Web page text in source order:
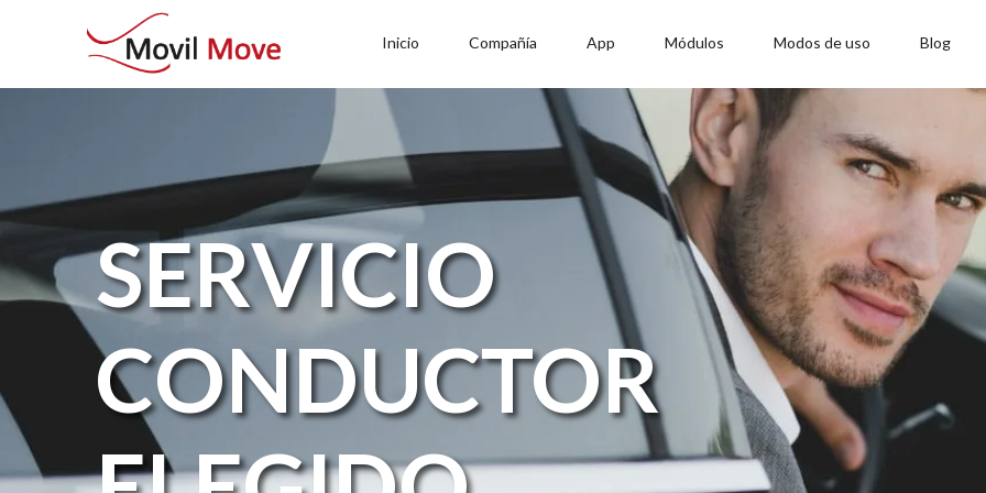
Inicio Compañía App Módulos Modos de uso Blog
SERVICIO
CONDUCTOR